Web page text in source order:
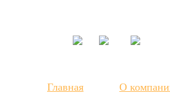
Главная О